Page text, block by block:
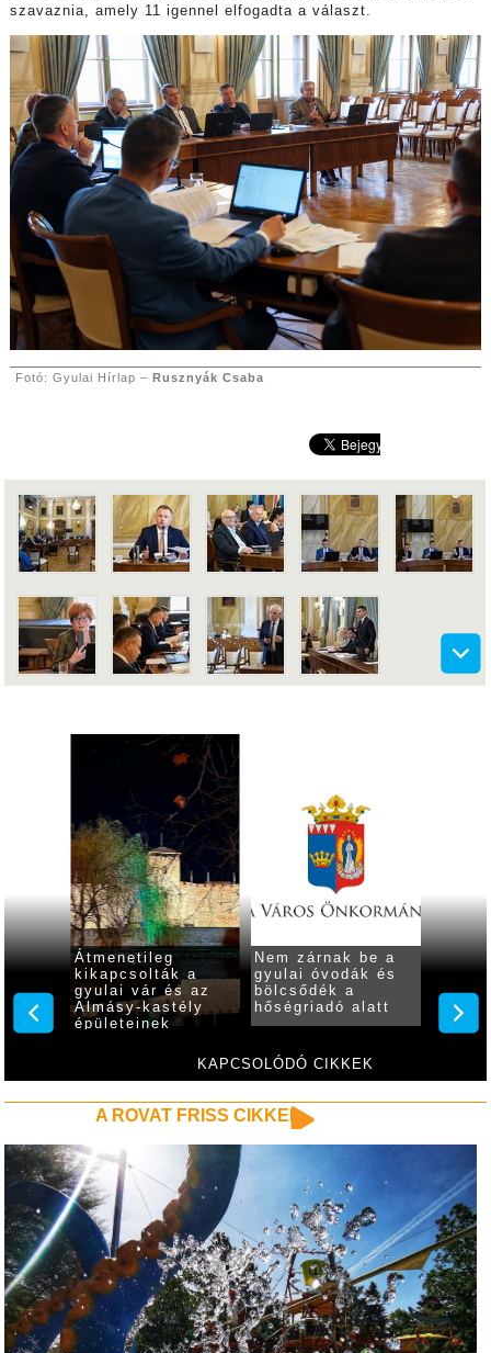
szavaznia, amely 11 igennel elfogadta a választ.
Fotó: Gyulai Hírlap – Rusznyák Csaba
KAPCSOLÓDÓ CIKKEK
Átmenetileg
kikapcsolták a
gyulai vár és az
Almásy-kastély
épületeinek
Nem zárnak be a
gyulai óvodák és
bölcsődék a
hőségriadó alatt
A ROVAT FRISS CIKKEI